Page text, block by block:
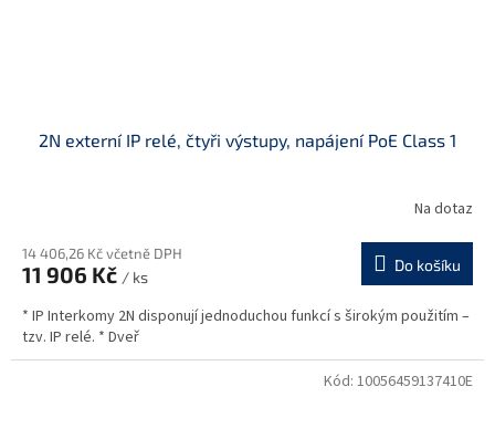
2N externí IP relé, čtyři výstupy, napájení PoE Class 1
Na dotaz
14 406,26 Kč včetně DPH
11 906 Kč / ks
Do košíku
* IP Interkomy 2N disponují jednoduchou funkcí s širokým použitím –
tzv. IP relé. * Dveř
Kód: 10056459137410E